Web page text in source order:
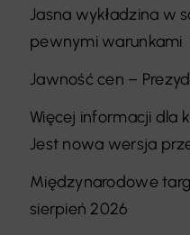
Jasna wykładzina w
pewnymi warunkami
Jawność cen –
Więcej informacji dla
Jest nowa wersja
Międzynarodowe
sierpień 2026